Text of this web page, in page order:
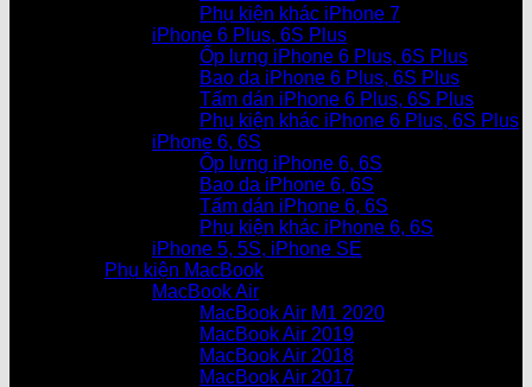
Phụ kiện khác iPhone 7
iPhone 6 Plus, 6S Plus
Ốp lưng iPhone 6 Plus, 6S Plus
Bao da iPhone 6 Plus, 6S Plus
Tấm dán iPhone 6 Plus, 6S Plus
Phụ kiện khác iPhone 6 Plus, 6S Plus
iPhone 6, 6S
Ốp lưng iPhone 6, 6S
Bao da iPhone 6, 6S
Tấm dán iPhone 6, 6S
Phụ kiện khác iPhone 6, 6S
iPhone 5, 5S, iPhone SE
Phụ kiện MacBook
MacBook Air
MacBook Air M1 2020
MacBook Air 2019
MacBook Air 2018
MacBook Air 2017